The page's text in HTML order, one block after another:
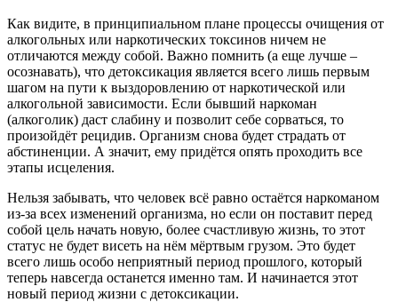
Как видите, в принципиальном плане процессы очищения от
алкогольных или наркотических токсинов ничем не
отличаются между собой. Важно помнить (а еще лучше –
осознавать), что детоксикация является всего лишь первым
шагом на пути к выздоровлению от наркотической или
алкогольной зависимости. Если бывший наркоман
(алкоголик) даст слабину и позволит себе сорваться, то
произойдёт рецидив. Организм снова будет страдать от
абстиненции. А значит, ему придётся опять проходить все
этапы исцеления.
Нельзя забывать, что человек всё равно остаётся наркоманом
из-за всех изменений организма, но если он поставит перед
собой цель начать новую, более счастливую жизнь, то этот
статус не будет висеть на нём мёртвым грузом. Это будет
всего лишь особо неприятный период прошлого, который
теперь навсегда останется именно там. И начинается этот
новый период жизни с детоксикации.